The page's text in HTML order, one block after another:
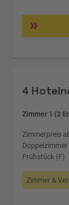
4
Zimmer 1 (2
Zimmerpreis
Frühstück (F)
Zimmer &